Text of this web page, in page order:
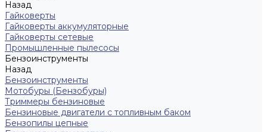
Назад
Гайковерты
Гайковерты аккумуляторные
Гайковерты сетевые
Промышленные пылесосы
Бензоинструменты
Назад
Бензоинструменты
Мотобуры (Бензобуры)
Триммеры бензиновые
Бензиновые двигатели с топливным баком
Бензопилы цепные